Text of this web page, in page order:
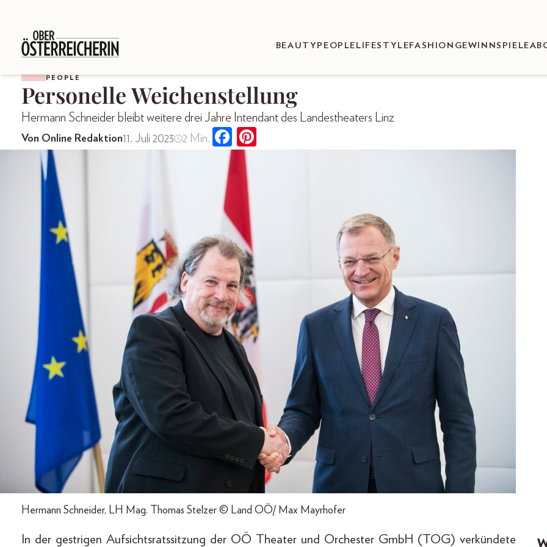
BEAUTY PEOPLE LIFESTYLEFASHION GEWINNSPIELE
PEOPLE
Personelle Weichenstellung
Hermann Schneider bleibt weitere drei Jahre Intendant des Landestheaters Linz
Von Online Redaktion11. Juli 2023 2 Min.
Hermann Schneider, LH Mag. Thomas Stelzer © Land OÖ/ Max Mayrhofer
In der gestrigen Aufsichtsratssitzung der OÖ Theater und Orchester GmbH (TOG) verkündete